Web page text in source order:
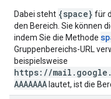
Dabei steht {space} für
den Bereich. Sie können
indem Sie die Methode
Gruppenbereichs-URL
beispielsweise
https://
AAAAAAA lautet, ist die